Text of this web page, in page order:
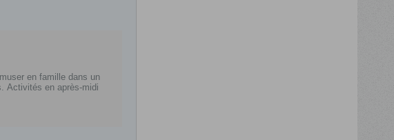
en famille dans un
Activités en après-midi